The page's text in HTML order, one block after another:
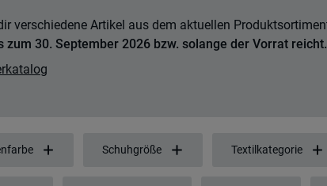
verschiedene Artikel aus dem aktuellen
zum 30. September 2026 bzw. solange der Vorrat reicht.
Schuhgröße Textilkategorie